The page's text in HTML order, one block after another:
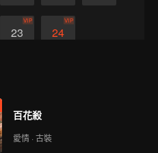
23
VIP
24
VIP
百花殺
愛情 · 古裝